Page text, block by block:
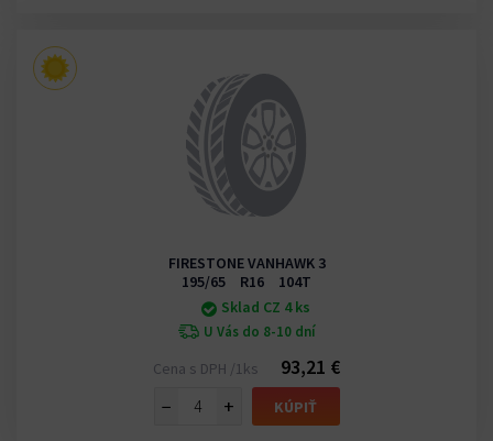
FIRESTONE VANHAWK 3
195/65 R16 104T
Sklad CZ 4 ks
U Vás do 8-10 dní
Cena s DPH /1ks
93,21 €
−
+ KÚPIŤ